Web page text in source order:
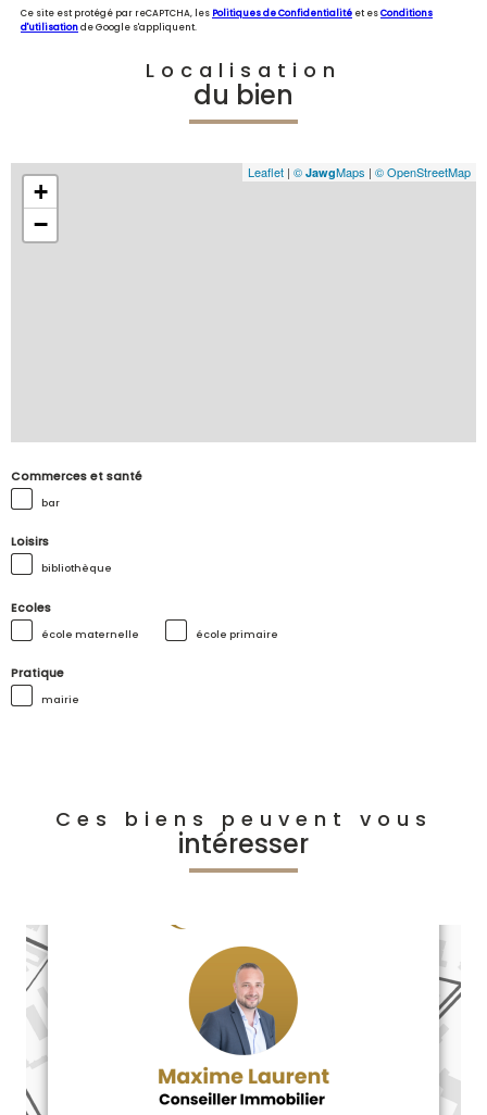
Ce site est protégé par reCAPTCHA, les Politiques de Confidentialité et esConditions
d'utilisationde Google s'appliquent.
Localisation
du bien
+
−
Leaflet | © JawgMaps | © OpenStreetMap
Commerces et santé
bar
Loisirs
bibliothèque
Ecoles
école maternelle école primaire
Pratique
mairie
Ces biens peuvent vous
intéresser
voir le bien